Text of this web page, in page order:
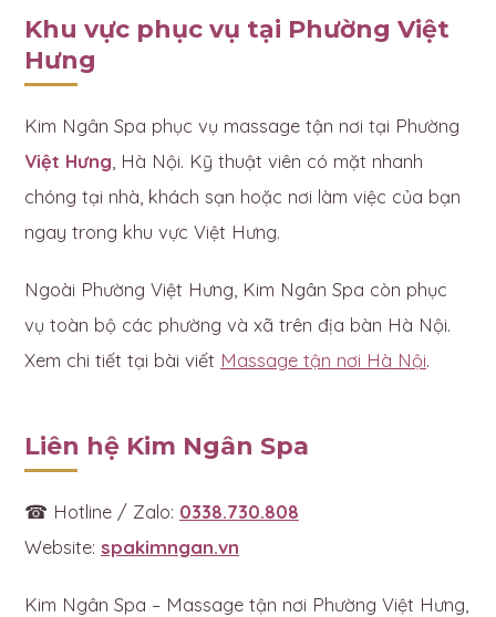
Khu vực phục vụ tại Phường Việt
Hưng
Kim Ngân Spa phục vụ massage tận nơi tại Phường
Việt Hưng , Hà Nội. Kỹ thuật viên có mặt nhanh
chóng tại nhà, khách sạn hoặc nơi làm việc của bạn
ngay trong khu vực Việt Hưng.
Ngoài Phường Việt Hưng, Kim Ngân Spa còn phục
vụ toàn bộ các phường và xã trên địa bàn Hà Nội.
Xem chi tiết tại bài viết Massage tận nơi Hà Nội.
Liên hệ Kim Ngân Spa
☎ Hotline / Zalo: 0338.730.808
Website: spakimngan.vn
Kim Ngân Spa – Massage tận nơi Phường Việt Hưng,